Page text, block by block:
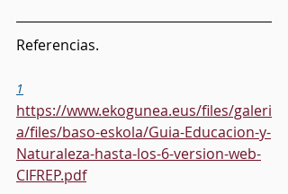
Referencias.
1
https://www.ekogunea.eus/files/galeri
a/files/baso-eskola/Guia-Educacion-y-
Naturaleza-hasta-los-6-version-web-
CIFREP.pdf